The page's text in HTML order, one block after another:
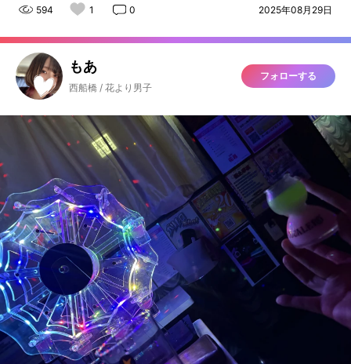
594 1 0 2025年08月29日
もあ
西船橋 / 花より男子
フォローする